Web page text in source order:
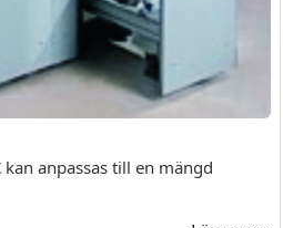
kan anpassas till en mängd